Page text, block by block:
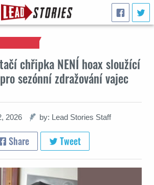
chřipka NENÍ hoax sloužící
sezónní zdražování vajec
2026 by: Lead Stories Staff
Share Tweet